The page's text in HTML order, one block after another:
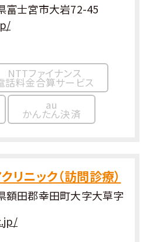
士宮市大岩72-45
NTTファイナンス
話料金合算サービス
au
かんたん決済
リニック（訪問診療）
田郡幸田町大字大草字